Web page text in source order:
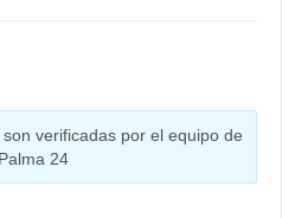
verificadas por el equipo de
24